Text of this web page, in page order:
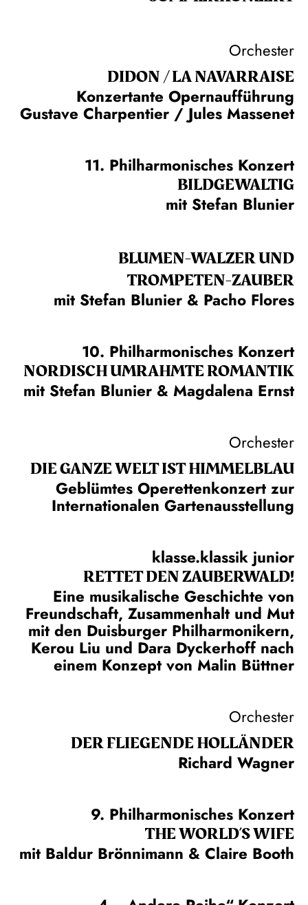
Orchester
DIDON / LA NAVAR­RAISE
Konzertante Opernaufführung
Gustave Charpentier / Jules Massenet
11. Philharmonisches Konzert
BILDGEWALTIG
mit Stefan Blunier
BLUMEN-WALZER UND
TROMPETEN-ZAUBER
mit Stefan Blunier & Pacho Flores
10. Philharmonisches Konzert
NORDISCH UMRAHMTE ROMANTIK
mit Stefan Blunier & Magdalena Ernst
Orchester
DIE GANZE WELT IST HIMMEL­BLAU
Geblümtes Operettenkonzert zur
Internationalen Gartenausstellung
klasse.klassik junior
RETTET DEN ZAUBERWALD!
Eine musikalische Geschichte von
Freundschaft, Zusammenhalt und Mut
mit den Duisburger Philharmonikern,
Kerou Liu und Dara Dyckerhoff nach
einem Konzept von Malin Büttner
Orchester
DER FLIE­GEN­DE HOL­LÄN­DER
Richard Wagner
9. Philharmonisches Konzert
THE WORLD’S WIFE
mit Baldur Brönnimann & Claire Booth